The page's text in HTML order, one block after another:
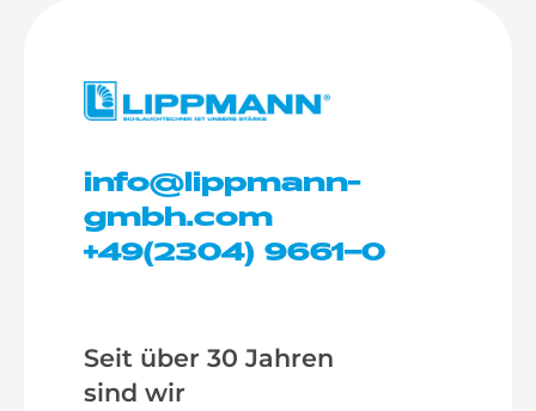
info@lippmann-
gmbh.com
+49(2304) 9661–0
Seit über 30 Jahren
sind wir